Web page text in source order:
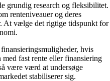
grundig research og fleksibilitet.
renteniveauer og deres
At vælge det rigtige tidspunkt for
hvis
fast rente eller finansiering
være værd at undersøge
stabiliserer sig.